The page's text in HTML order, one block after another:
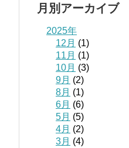
月別アーカイブ
2025年
12月 (1)
11月 (1)
10月 (3)
9月 (2)
8月 (1)
6月 (6)
5月 (5)
4月 (2)
3月 (4)